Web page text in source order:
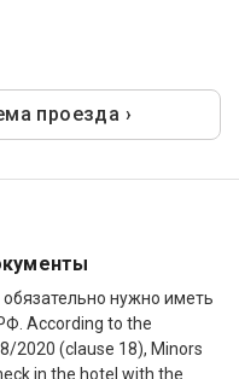
проезда ›
нужно иметь
According to the
2020 (clause 18), Minors
in the hotel with the